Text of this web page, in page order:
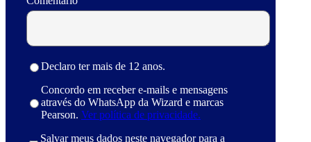
Declaro ter mais de 12 anos.
Concordo em receber e-mails e mensagens
através do WhatsApp da Wizard e marcas
Pearson. Ver política de privacidade.
Salvar meus dados neste navegador para a